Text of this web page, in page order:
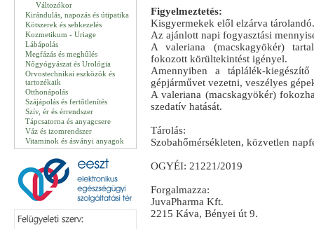
Változókor
Kirándulás, napozás és útipatika
Kötszerek és sebkezelés
Kozmetikum - Uriage
Lábápolás
Megfázás és meghűlés
Nőgyógyászat és Urológia
Orvostechnikai eszközök és
tartozékaik
Otthonápolás
Szájápolás és fertőtlenítés
Szív, ér és érrendszer
Tápcsatorna és anyagcsere
Váz és izomrendszer
Vitaminok és ásványi anyagok
Figyelmeztetés:
Kisgyermekek elől elzárva tárolandó.
Az ajánlott napi fogyasztási
A valeriana (macskagyökér)
fokozott körültekintést igényel.
Amennyiben a táplálék-
gépjárművet vezetni, veszélyes
A valeriana (macskagyökér)
szedatív hatását.
Tárolás:
Szobahőmérsékleten, közvetlen
OGYÉI: 21221/2019
Forgalmazza:
JuvaPharma Kft.
2215 Káva, Bényei út 9.